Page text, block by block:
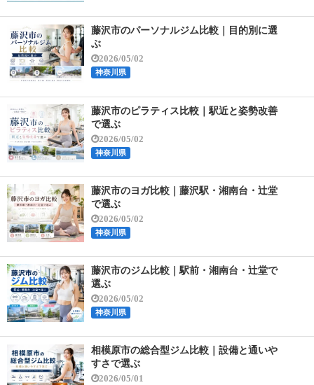
藤沢市のパーソナルジム比較｜目的別に選
ぶ
2026/05/02
神奈川県
藤沢市のピラティス比較｜駅近と姿勢改善
で選ぶ
2026/05/02
神奈川県
藤沢市のヨガ比較｜藤沢駅・湘南台・辻堂
で選ぶ
2026/05/02
神奈川県
藤沢市のジム比較｜駅前・湘南台・辻堂で
選ぶ
2026/05/02
神奈川県
相模原市の総合型ジム比較｜設備と通いや
すさで選ぶ
2026/05/01